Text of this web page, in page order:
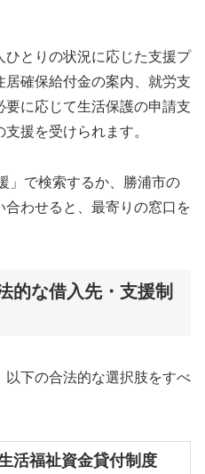
ひとりの状況に応じた支援プ
確保給付金の案内、就労支
に応じて生活保護の申請支
援を受けられます。
」で検索するか、勝浦市の
わせると、最寄りの窓口を
的な借入先・支援制
以下の合法的な選択肢をすべ
活福祉資金貸付制度